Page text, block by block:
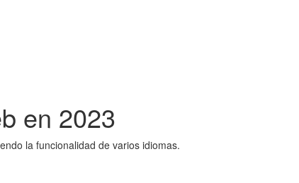
en 2023
la funcionalidad de varios idiomas.